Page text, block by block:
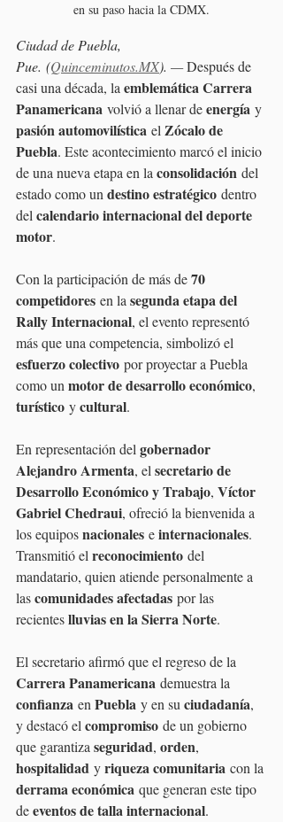
en su paso hacia la CDMX.
Ciudad de Puebla,
Pue. (Quinceminutos.MX). — Después de
casi una década, la emblemática Carrera
Panamericana volvió a llenar de energía y
pasión automovilística el Zócalo de
Puebla. Este acontecimiento marcó el inicio
de una nueva etapa en la consolidación del
estado como un destino estratégico dentro
del calendario internacional del deporte
motor.
Con la participación de más de 70
competidores en la segunda etapa del
Rally Internacional, el evento representó
más que una competencia, simbolizó el
esfuerzo colectivo por proyectar a Puebla
como un motor de desarrollo económico,
turístico y cultural.
En representación del gobernador
Alejandro Armenta, el secretario de
Desarrollo Económico y Trabajo, Víctor
Gabriel Chedraui, ofreció la bienvenida a
los equipos nacionales e internacionales.
Transmitió el reconocimiento del
mandatario, quien atiende personalmente a
las comunidades afectadas por las
recientes lluvias en la Sierra Norte.
El secretario afirmó que el regreso de la
Carrera Panamericana demuestra la
confianza en Puebla y en su ciudadanía,
y destacó el compromiso de un gobierno
que garantiza seguridad, orden,
hospitalidad y riqueza comunitaria con la
derrama económica que generan este tipo
de eventos de talla internacional.